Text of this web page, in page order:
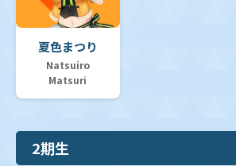
夏色まつり
Natsuiro
Matsuri
2期生